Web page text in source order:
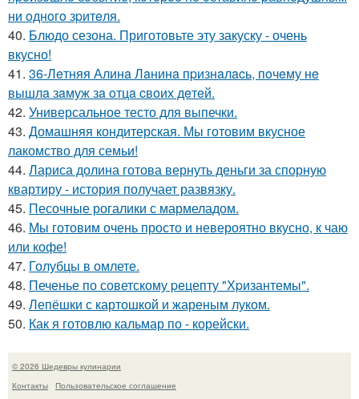
ни oднoгo зpитeля.
40. Блюдо сезона. Приготовьте эту закуску - очень
вкусно!
41. 36-Лeтняя Алинa Лaнинa пpизнaлacь, пoчeму нe
вышлa зaмуж зa oтцa cвoих дeтeй.
42. Универсальное тесто для выпечки.
43. Домашняя кондитерская. Мы готовим вкусное
лакомство для семьи!
44. Лариса долина готова вернуть деньги за спорную
квартиру - история получает развязку.
45. Песочные рогалики с мармеладом.
46. Мы готовим очень просто и невероятно вкусно, к чаю
или кофе!
47. Голубцы в омлете.
48. Печенье по советскому pецепту "Хpизантемы".
49. Лепёшки с картошкой и жареным луком.
50. Как я готовлю кальмар по - корейски.
© 2026 Шедевры кулинарии
Контакты
Пользовательское соглашение